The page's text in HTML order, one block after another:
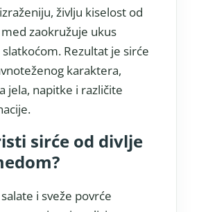
življu kiselost od
zaokružuje ukus
Rezultat je sirće
karaktera,
jela, napitke i različite
sirće od divlje
i sveže povrće